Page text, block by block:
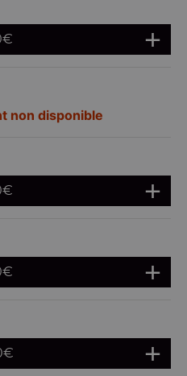
€
non disponible
€
€
€